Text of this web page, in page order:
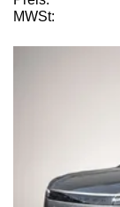
MWSt: